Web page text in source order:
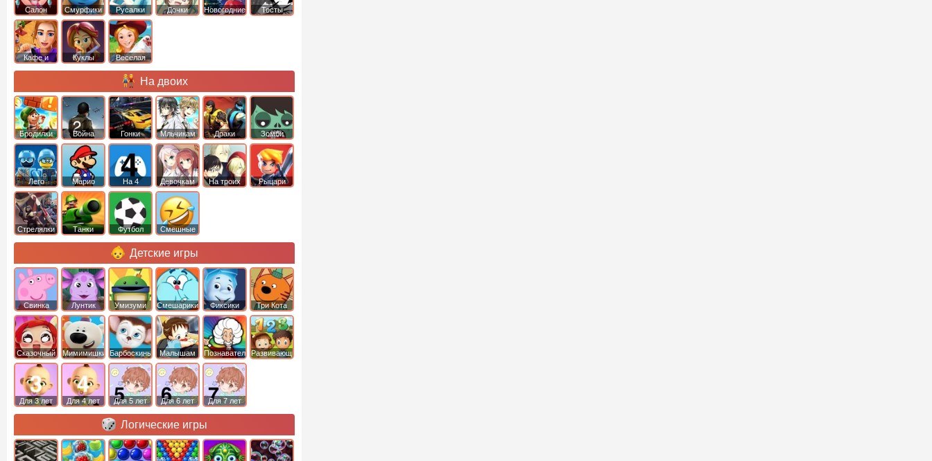
Салон Смурфики Русалки Дочки Новогодние Тесты
Кафе и
Куклы
Веселая
На двоих
Бродилки Война Гонки Мльчикам Драки Зомби
Лего Марио На 4 Девочкам На троих Рыцари
Стрелялки Танки Футбол Смешные
Детские игры
Свинка
Пеппа
Лунтик Умизуми Смешарики Фиксики Три Кота
Сказочный
патруль
Мимимишки Барбоскины Малышам ПознавательныеРазвивающие
Для 3 лет Для 4 лет Для 5 лет Для 6 лет Для 7 лет
Логические игры